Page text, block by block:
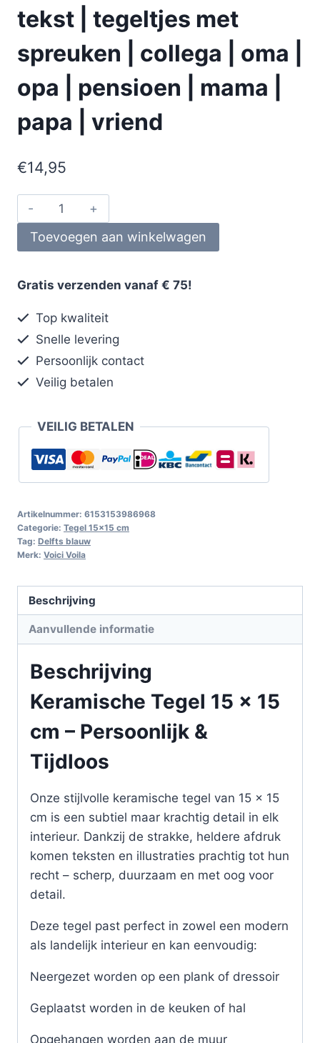
tekst | tegeltjes met
spreuken | collega | oma |
opa | pensioen | mama |
papa | vriend
€14,95
Toevoegen aan winkelwagen
Gratis verzenden vanaf € 75!
Top kwaliteit
Snelle levering
Persoonlijk contact
Veilig betalen
VEILIG BETALEN
Artikelnummer: 6153153986968
Categorie: Tegel 15x15 cm
Tag: Delfts blauw
Merk: Voici Voila
Beschrijving
Aanvullende informatie
Beschrijving
Keramische Tegel 15 x 15
cm – Persoonlijk &
Tijdloos
Onze stijlvolle keramische tegel van 15 x 15
cm is een subtiel maar krachtig detail in elk
interieur. Dankzij de strakke, heldere afdruk
komen teksten en illustraties prachtig tot hun
recht – scherp, duurzaam en met oog voor
detail.
Deze tegel past perfect in zowel een modern
als landelijk interieur en kan eenvoudig:
Neergezet worden op een plank of dressoir
Geplaatst worden in de keuken of hal
Opgehangen worden aan de muur